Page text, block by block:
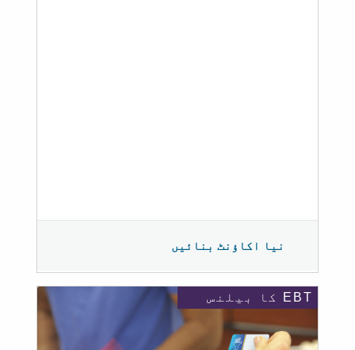
نیا اکاؤنٹ بنائیں
EBT کا بیلنس